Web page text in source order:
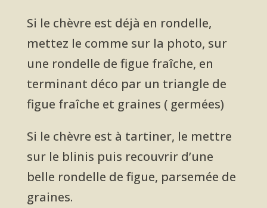
Si le chèvre est déjà en rondelle,
mettez le comme sur la photo, sur
une rondelle de figue fraîche, en
terminant déco par un triangle de
figue fraîche et graines ( germées)
Si le chèvre est à tartiner, le mettre
sur le blinis puis recouvrir d’une
belle rondelle de figue, parsemée de
graines.